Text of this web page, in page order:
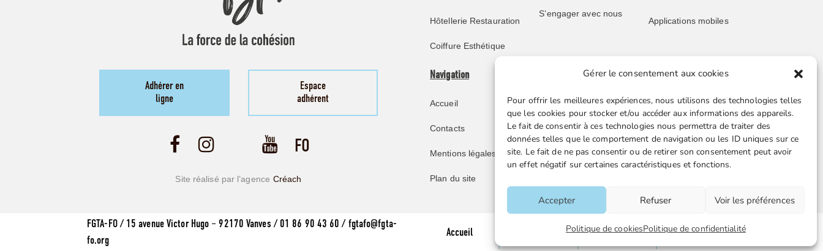
Gérer le consentement aux cookies
Pour offrir les meilleures expériences, nous utilisons des technologies telles
que les cookies pour stocker et/ou accéder aux informations des appareils.
Le fait de consentir à ces technologies nous permettra de traiter des
données telles que le comportement de navigation ou les ID uniques sur ce
site. Le fait de ne pas consentir ou de retirer son consentement peut avoir
un effet négatif sur certaines caractéristiques et fonctions.
Accepter Refuser Voir les préférences
Politique de cookiesPolitique de confidentialité
Adhérer en
ligne
Espace
adhérent
Site réalisé par l’agence Créach
Hôtellerie Restauration
Coiffure Esthétique
S’engager avec nous
Applications mobiles
Navigation
Accueil
Contacts
Mentions légales
Plan du site
Publications
Nos publications
Repère juridique
Missive retraités
FO
Liens utiles
Boutique en ligne
Espace Presse
Nos partenaires
FGTA-FO / 15 avenue Victor Hugo – 92170 Vanves / 01 86 90 43 60 / fgtafo@fgta-
fo.org
Accueil
Mentions
Plan du site